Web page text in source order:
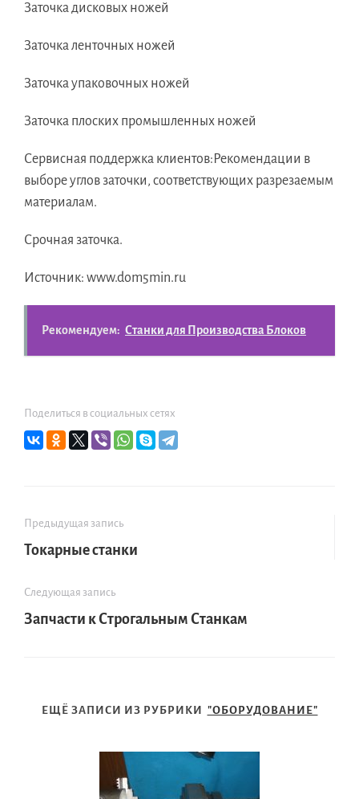
Заточка дисковых ножей
Заточка ленточных ножей
Заточка упаковочных ножей
Заточка плоских промышленных ножей
Сервисная поддержка клиентов:Рекомендации в
выборе углов заточки, соответствующих разрезаемым
материалам.
Срочная заточка.
Источник: www.dom5min.ru
Рекомендуем: Станки для Производства Блоков
Поделиться в социальных сетях
Предыдущая запись
Токарные станки
Следующая запись
Запчасти к Строгальным Станкам
ЕЩЁ ЗАПИСИ ИЗ РУБРИКИ "ОБОРУДОВАНИЕ"